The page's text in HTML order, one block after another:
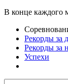
В конце каждого
Рекорды за
Рекорды за
Успехи